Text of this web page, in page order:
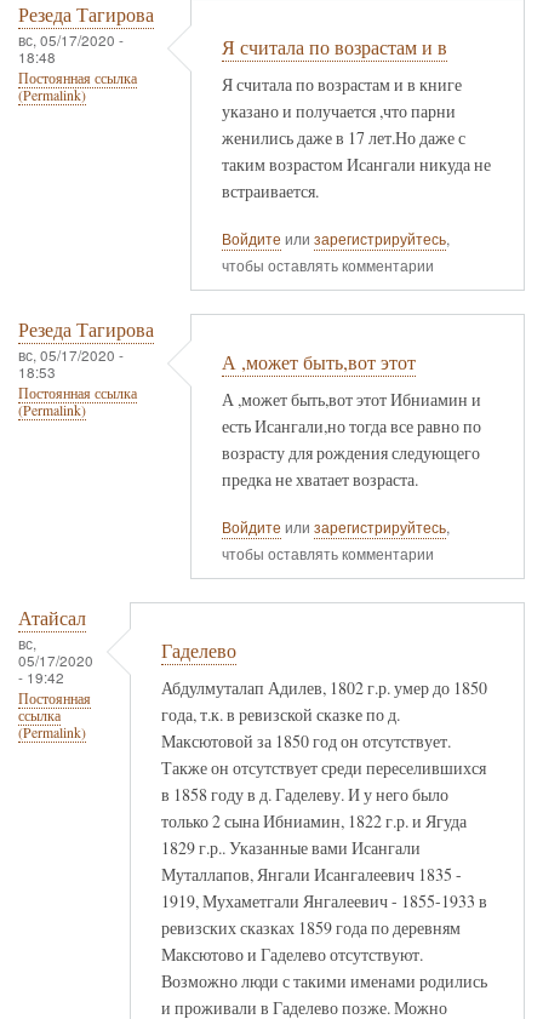
Резеда Тагирова
вс, 05/17/2020 -
18:48
Постоянная ссылка
(Permalink)
Я считала по возрастам и в
Я считала по возрастам и в книге
указано и получается ,что парни
женились даже в 17 лет.Но даже с
таким возрастом Исангали никуда не
встраивается.
Войдите или зарегистрируйтесь,
чтобы оставлять комментарии
Резеда Тагирова
вс, 05/17/2020 -
18:53
Постоянная ссылка
(Permalink)
А ,может быть,вот этот
А ,может быть,вот этот Ибниамин и
есть Исангали,но тогда все равно по
возрасту для рождения следующего
предка не хватает возраста.
Войдите или зарегистрируйтесь,
чтобы оставлять комментарии
Атайсал
вс,
05/17/2020
- 19:42
Постоянная
ссылка
(Permalink)
Гаделево
Абдулмуталап Адилев, 1802 г.р. умер до 1850
года, т.к. в ревизской сказке по д.
Максютовой за 1850 год он отсутствует.
Также он отсутствует среди переселившихся
в 1858 году в д. Гаделеву. И у него было
только 2 сына Ибниамин, 1822 г.р. и Ягуда
1829 г.р.. Указанные вами Исангали
Муталлапов, Янгали Исангалеевич 1835 -
1919, Мухаметгали Янгалеевич - 1855-1933 в
ревизских сказках 1859 года по деревням
Максютово и Гаделево отсутствуют.
Возможно люди с такими именами родились
и проживали в Гаделево позже. Можно